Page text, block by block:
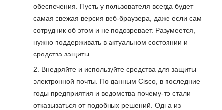
обеспечения. Пусть у пользователя всегда будет
самая свежая версия веб-браузера, даже если сам
сотрудник об этом и не подозревает. Разумеется,
нужно поддерживать в актуальном состоянии и
средства защиты.
Внедряйте и используйте средства для защиты
электронной почты. По данным Cisco, в последние
годы предприятия и ведомства почему-то стали
отказываться от подобных решений. Одна из